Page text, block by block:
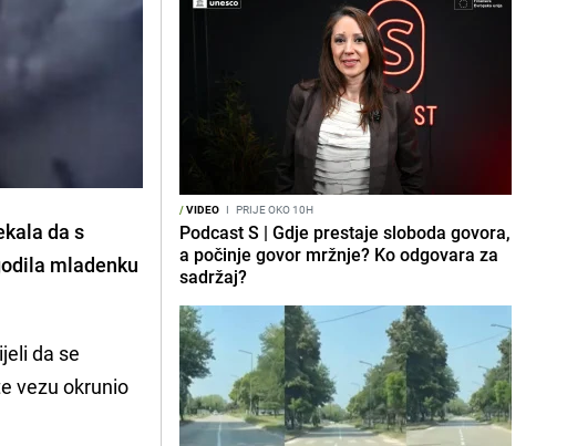
da s
mladenku
da se
vezu okrunio
/VIDEO I PRIJE OKO 10H
Podcast S | Gdje prestaje sloboda govora,
a počinje govor mržnje? Ko odgovara za
sadržaj?